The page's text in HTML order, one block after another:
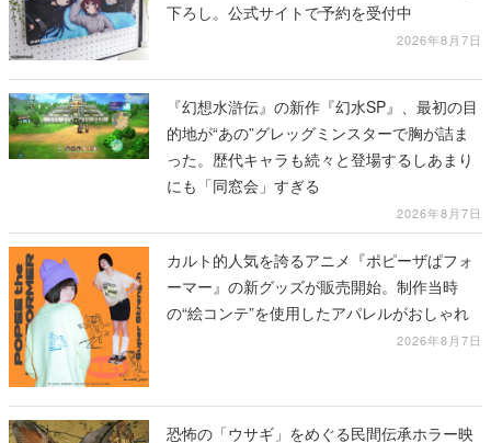
下ろし。公式サイトで予約を受付中
2026年8月7日
『幻想水滸伝』の新作『幻水SP』、最初の目
的地が“あの”グレッグミンスターで胸が詰ま
った。歴代キャラも続々と登場するしあまり
にも「同窓会」すぎる
2026年8月7日
カルト的人気を誇るアニメ『ポピーザぱフォ
ーマー』の新グッズが販売開始。制作当時
の“絵コンテ”を使用したアパレルがおしゃれ
2026年8月7日
恐怖の「ウサギ」をめぐる民間伝承ホラー映